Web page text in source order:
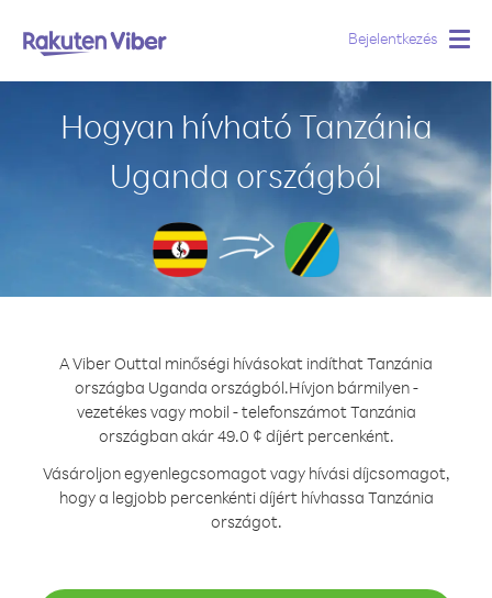
Bejelentkezés
Hogyan hívható Tanzánia
Uganda országból
A Viber Outtal minőségi hívásokat indíthat Tanzánia
országba Uganda országból.Hívjon bármilyen -
vezetékes vagy mobil - telefonszámot Tanzánia
országban akár 49.0 ¢ díjért percenként.
Vásároljon egyenlegcsomagot vagy hívási díjcsomagot,
hogy a legjobb percenkénti díjért hívhassa Tanzánia
országot.